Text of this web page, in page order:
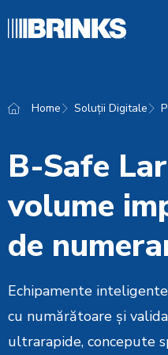
Home Soluții Digitale
B-Safe
volume
de
Echipamente
cu numărătoare și
ultrarapide, concepute